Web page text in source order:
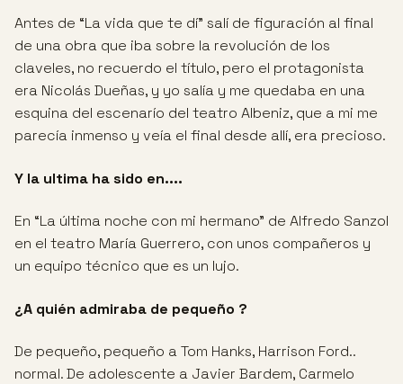
Antes de “La vida que te dí” salí de figuración al final
de una obra que iba sobre la revolución de los
claveles, no recuerdo el título, pero el protagonista
era Nicolás Dueñas, y yo salía y me quedaba en una
esquina del escenarío del teatro Albeniz, que a mi me
parecía inmenso y veía el final desde allí, era precioso.
Y la ultima ha sido en....
En “La última noche con mi hermano” de Alfredo Sanzol
en el teatro María Guerrero, con unos compañeros y
un equipo técnico que es un lujo.
¿A quién admiraba de pequeño ?
De pequeño, pequeño a Tom Hanks, Harrison Ford..
normal. De adolescente a Javier Bardem, Carmelo